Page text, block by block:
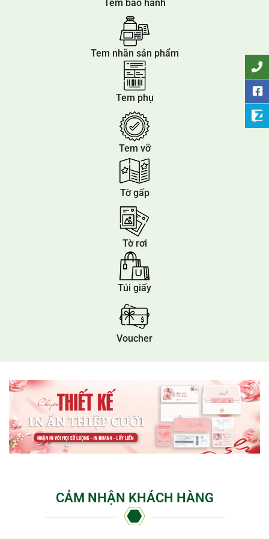
Tem bảo hành
Tem nhãn sản phẩm
Tem phụ
Tem vỡ
Tờ gấp
Tờ rơi
Túi giấy
Voucher
CẢM NHẬN KHÁCH HÀNG